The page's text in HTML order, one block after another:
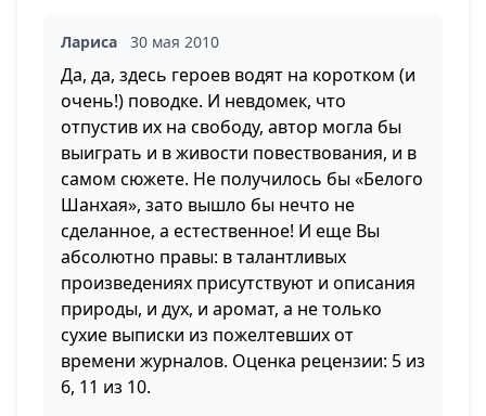
Лариса 30 мая 2010
Да, да, здесь героев водят на коротком (и
очень!) поводке. И невдомек, что
отпустив их на свободу, автор могла бы
выиграть и в живости повествования, и в
самом сюжете. Не получилось бы «Белого
Шанхая», зато вышло бы нечто не
сделанное, а естественное! И еще Вы
абсолютно правы: в талантливых
произведениях присутствуют и описания
природы, и дух, и аромат, а не только
сухие выписки из пожелтевших от
времени журналов. Оценка рецензии: 5 из
6, 11 из 10.